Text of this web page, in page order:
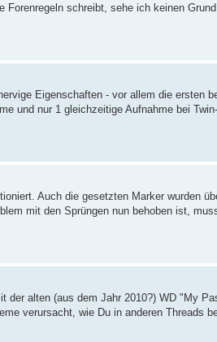
schreibt, sehe ich keinen
Eigenschaften - vor allem die ersten
und nur 1 gleichzeitige Aufnahme bei
Auch die gesetzten Marker wurden
mit den Sprüngen nun behoben ist,
der alten (aus dem Jahr 2010?) WD "My
verursacht, wie Du in anderen Threads